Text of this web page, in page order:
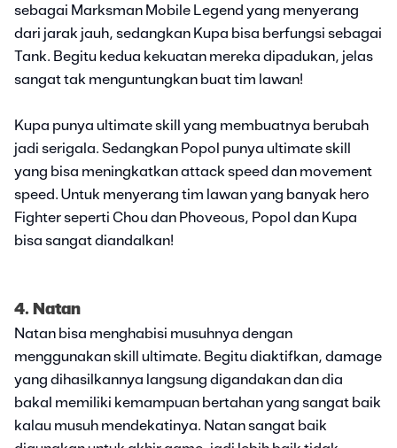
sebagai Marksman Mobile Legend yang menyerang
dari jarak jauh, sedangkan Kupa bisa berfungsi sebagai
Tank. Begitu kedua kekuatan mereka dipadukan, jelas
sangat tak menguntungkan buat tim lawan!
Kupa punya ultimate skill yang membuatnya berubah
jadi serigala. Sedangkan Popol punya ultimate skill
yang bisa meningkatkan attack speed dan movement
speed. Untuk menyerang tim lawan yang banyak hero
Fighter seperti Chou dan Phoveous, Popol dan Kupa
bisa sangat diandalkan!
4. Natan
Natan bisa menghabisi musuhnya dengan
menggunakan skill ultimate. Begitu diaktifkan, damage
yang dihasilkannya langsung digandakan dan dia
bakal memiliki kemampuan bertahan yang sangat baik
kalau musuh mendekatinya. Natan sangat baik